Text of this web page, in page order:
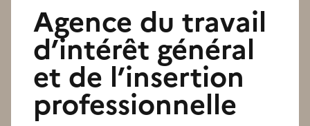
Agence du travail
d’intérêt général
et de l’insertion
professionnelle